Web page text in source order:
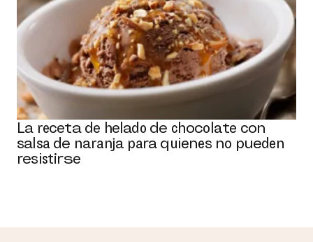
La receta de helado de chocolate con
salsa de naranja para quienes no pueden
resistirse